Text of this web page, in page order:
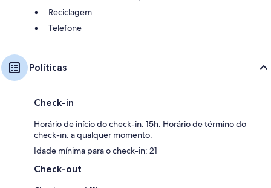
Reciclagem
Telefone
Políticas
Check-in
Horário de início do check-in: 15h. Horário de término do
check-in: a qualquer momento.
Idade mínima para o check-in: 21
Check-out